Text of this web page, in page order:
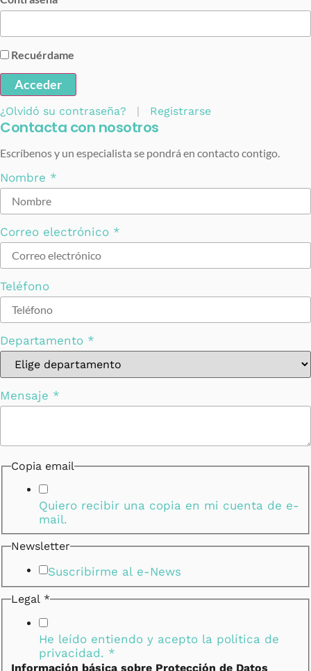
Recuérdame
Acceder
¿Olvidó su contraseña? | Registrarse
Contacta con nosotros
Escríbenos y un especialista se pondrá en contacto contigo.
Nombre *
Correo electrónico *
Teléfono
Departamento *
Mensaje *
Copia email
Quiero recibir una copia en mi cuenta de e-
mail.
Newsletter
Suscribirme al e-News
Legal *
He leído entiendo y acepto la política de
privacidad. *
Información básica sobre Protección de Datos